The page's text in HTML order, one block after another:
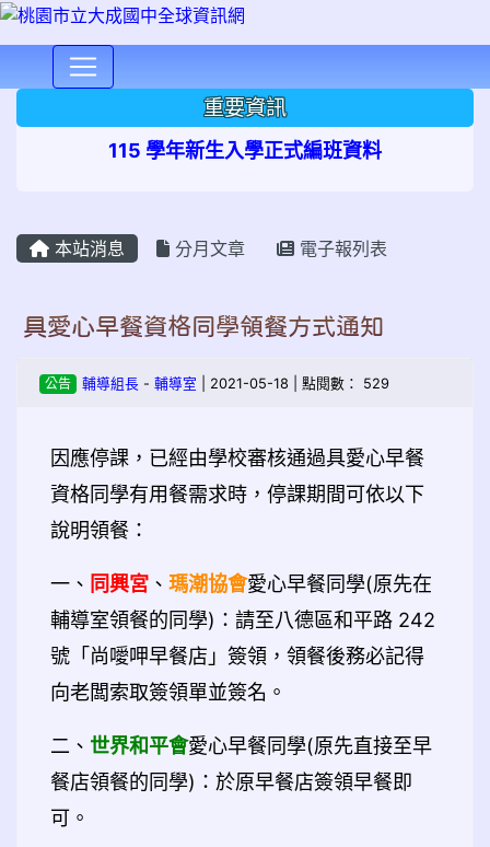
重要資訊
115 學年新生入學正式編班資料
本站消息 分月文章 電子報列表
具愛心早餐資格同學領餐方式通知
公告 輔導組長- 輔導室 | 2021-05-18 | 點閱數： 529
因應停課，已經由學校審核通過具愛心早餐
資格同學有用餐需求時， 停課期間可依以下
說明領餐：
一、 同興宮 、 瑪潮協會愛心早餐同學(原先在
輔導室領餐的同學)：請至八德區和平路 242
號「尚噯呷早餐店」簽領，領餐後務必記得
向老闆索取簽領單並簽名。
二、 世界和平會愛心早餐同學(原先直接至早
餐店領餐的同學)：於原早餐店簽領早餐即
可。